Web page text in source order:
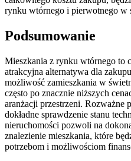
rynku wtórnego i pierwotnego w
Podsumowanie
Mieszkania z rynku wtórnego to
atrakcyjna alternatywa dla
możliwość zamieszkania w
często po znacznie niższych
aranżacji przestrzeni. Rozważne
dokładne sprawdzenie stanu
nieruchomości pozwoli na
znalezienie mieszkania, które
potrzebom i możliwościom